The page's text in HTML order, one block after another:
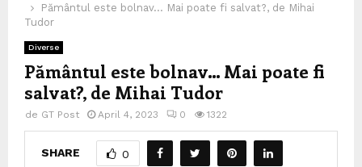
Pământul este bolnav… Mai poate fi salvat?, de Mihai
Tudor
Diverse
Pământul este bolnav… Mai poate fi
salvat?, de Mihai Tudor
de GT Post April 4, 2023 0 1322
SHARE 0